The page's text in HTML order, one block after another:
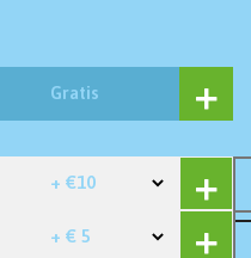
Gratis
+ €10
+ € 5